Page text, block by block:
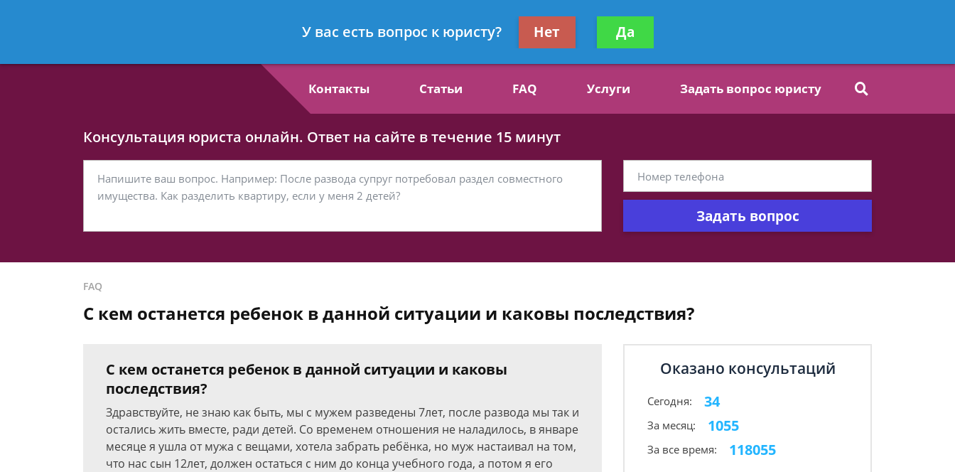
- Семейный юрист, специалист по алиментам
Получите консультацию
бесплатно
Контакты Статьи FAQ Услуги Задать вопрос юристу
Консультация юриста онлайн. Ответ на сайте в течение 15 минут
Задать вопрос
FAQ
С кем останется ребенок в данной ситуации и каковы последствия?
С кем останется ребенок в данной ситуации и каковы
последствия?
Здравствуйте, не знаю как быть, мы с мужем разведены 7лет, после развода мы так и
остались жить вместе, ради детей. Со временем отношения не наладилось, в январе
месяце я ушла от мужа с вещами, хотела забрать ребёнка, но муж настаивал на том,
что нас сын 12лет, должен остаться с ним до конца учебного года, а потом я его
Оказано консультаций
Сегодня: 34
За месяц: 1055
За все время: 118055
У вас есть вопрос к юристу? Нет Да